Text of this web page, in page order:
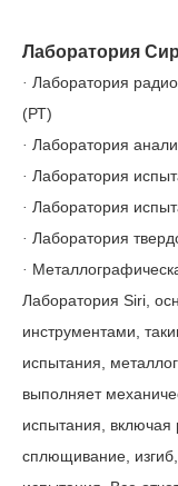
Лаборатория
· Лаборатория
(РТ)
· Лаборатория
· Лаборатория
· Лаборатория
· Лаборатория
·
Лаборатория Siri,
инструментами,
испытания,
выполняет
испытания, включая
сплющивание, изгиб,